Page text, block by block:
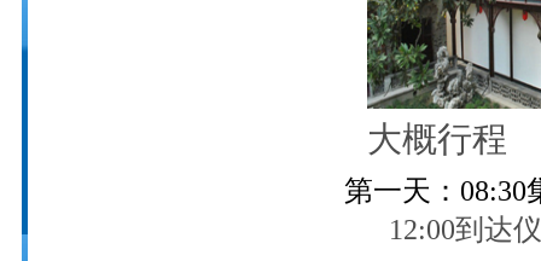
大概行程
第一天： 08:30
12:00到达